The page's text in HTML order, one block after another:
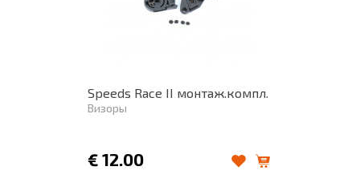
Speeds Race II монтаж.компл.
Визоры
€ 12.00